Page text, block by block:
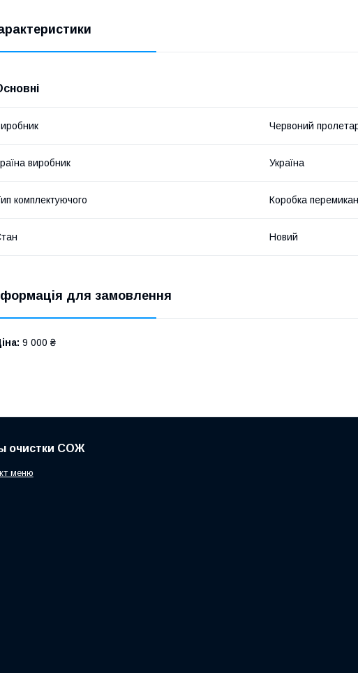
Червоний
виробник Україна
комплектуючого Коробка
Новий
для замовлення
9 000 ₴
очистки СОЖ
меню